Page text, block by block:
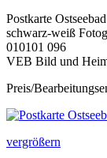
Postkarte
schwarz-weiß
010101 096
VEB Bild und
Preis/
vergrößern